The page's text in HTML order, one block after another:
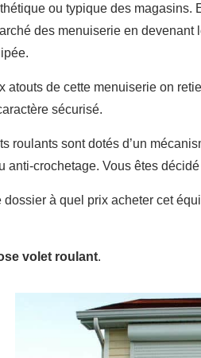
ou typique des
des menuiserie en
atouts de cette menuiserie on
sécurisé.
roulants sont dotés d’un
anti-crochetage. Vous êtes
dossier à quel prix acheter cet
volet roulant.